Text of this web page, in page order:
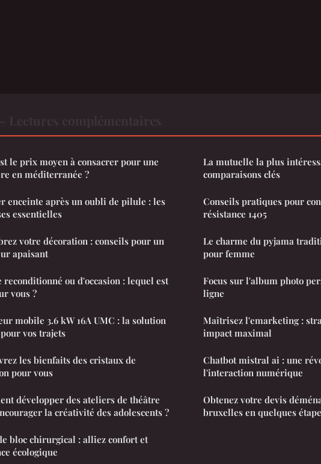
le prix moyen à consacrer pour une
en méditerranée ?
enceinte après un oubli de pilule : les
essentielles
votre décoration : conseils pour un
apaisant
reconditionné ou d'occasion : lequel est
vous ?
mobile 3.6 kW 16A UMC : la solution
vos trajets
les bienfaits des cristaux de
pour vous
développer des ateliers de théâtre
la créativité des adolescents ?
bloc chirurgical : alliez confort et
écologique
La mutuelle la plus
comparaisons clés
Conseils pratiques pour
résistance 1405
Le charme du pyjama
pour femme
Focus sur l'album photo
ligne
Maîtrisez l'emarketing :
impact maximal
Chatbot mistral ai : une
l'interaction numérique
Obtenez votre devis
bruxelles en quelques